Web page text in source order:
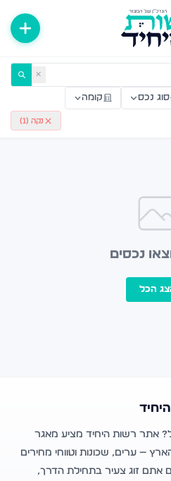
— רשות היחיד ✕
סוג נכס קומה
נקה ( 1
)
נכסים
הכל
אתר רשות היחיד מציע מאגר
— ערים, שכונות וטווחי מחירים
אתם זוג צעיר בתחילת הדרך,